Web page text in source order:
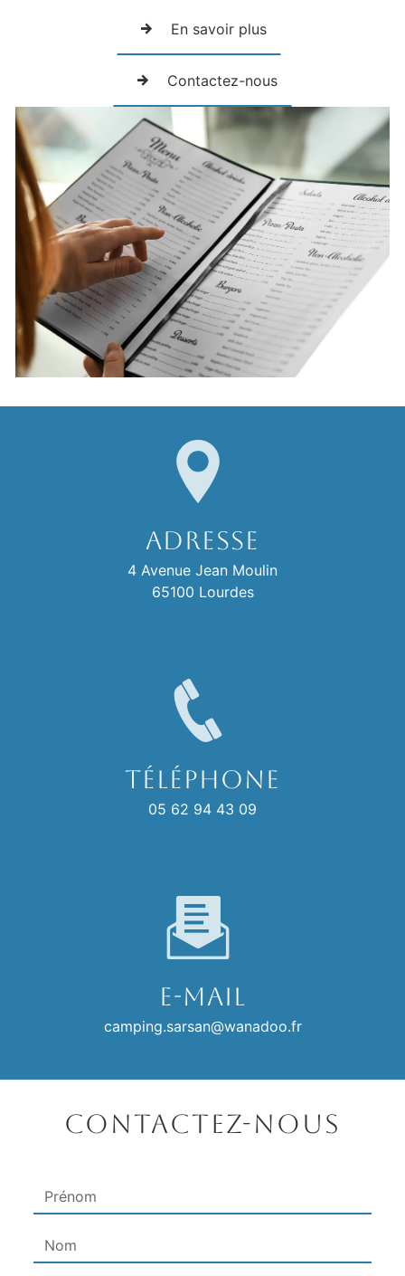
En savoir plus
Contactez-nous
Adresse
4 Avenue Jean Moulin
65100 Lourdes
Téléphone
05 62 94 43 09
E-mail
camping.sarsan@wanadoo.fr
Contactez-nous